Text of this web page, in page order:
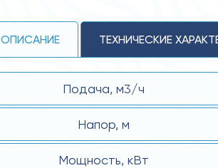
ОПИСАНИЕ ТЕХНИЧЕСКИЕ
Подача, м3/ч
Напор, м
Мощность, кВт